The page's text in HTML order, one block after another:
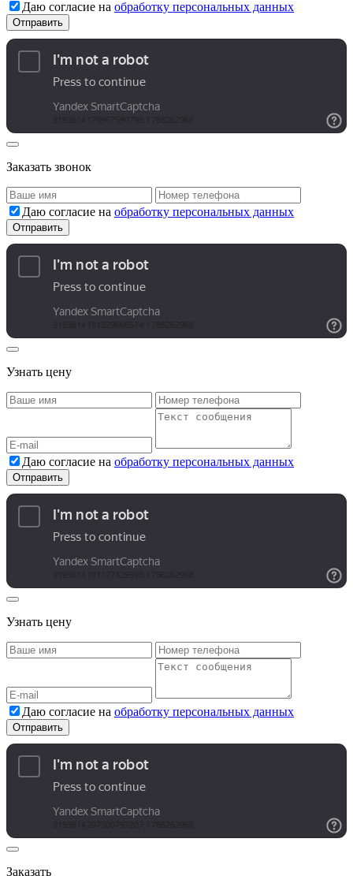
Даю согласие на обработку персональных данных
Заказать звонок
Даю согласие на обработку персональных данных
Узнать цену
Даю согласие на обработку персональных данных
Узнать цену
Даю согласие на обработку персональных данных
Заказать